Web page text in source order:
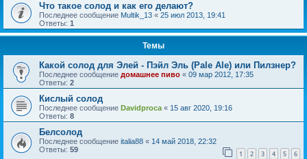
Что такое солод и как его делают?
Последнее сообщение Multik_13 « 25 июл 2013, 19:41
Ответы: 1
Темы
Какой солод для Элей - Пэйл Эль (Pale Ale) или Пилзнер?
Последнее сообщение домашнее пиво « 09 мар 2012, 17:35
Ответы: 2
Кислый солод
Последнее сообщение Davidproca « 15 авг 2020, 19:16
Ответы: 8
Белсолод
Последнее сообщение italia88 « 14 май 2018, 22:32
Ответы: 59 1 2 3 4 5 6